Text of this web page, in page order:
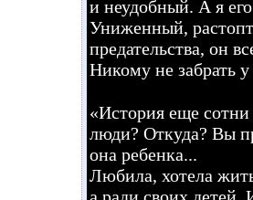
и неудобный. А я
Униженный,
предательства, он
Никому не забрать
«История еще сотни
люди? Откуда? Вы
она ребенка...
Любила, хотела